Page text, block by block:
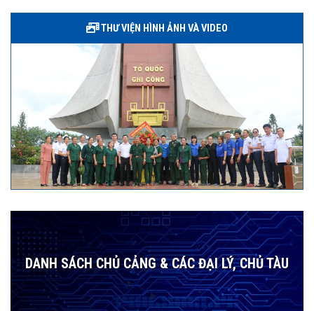
THƯ VIỆN HÌNH ẢNH VÀ VIDEO
DANH SÁCH CHỦ CẢNG & CÁC ĐẠI LÝ, CHỦ TÀU